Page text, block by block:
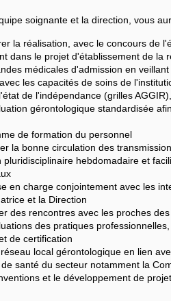
soignante et la direction, vous
la réalisation, avec le concours de
dans le projet d'établissement de la
médicales d'admission en
les capacités de soins de
de l'indépendance (grilles
gérontologique standardisée
de formation du personnel
la bonne circulation des
pluridisciplinaire hebdomadaire et
en charge conjointement avec les
et la Direction
des rencontres avec les proches
des pratiques
de certification
local gérontologique en lien
santé du secteur notamment la
et le développement de